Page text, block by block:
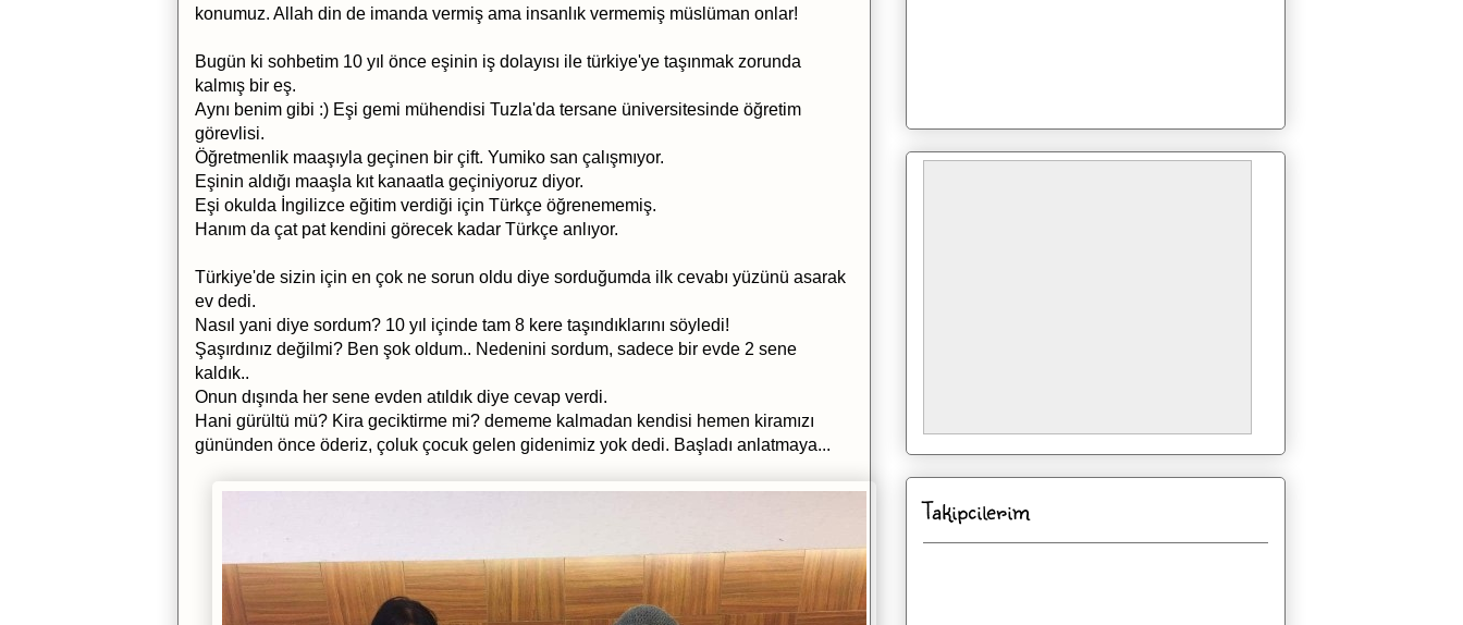
konumuz. Allah din de imanda vermiş ama insanlık vermemiş müslüman onlar!
Bugün ki sohbetim 10 yıl önce eşinin iş dolayısı ile türkiye'ye taşınmak zorunda
kalmış bir eş.
Aynı benim gibi :) Eşi gemi mühendisi Tuzla'da tersane üniversitesinde öğretim
görevlisi.
Öğretmenlik maaşıyla geçinen bir çift. Yumiko san çalışmıyor.
Eşinin aldığı maaşla kıt kanaatla geçiniyoruz diyor.
Eşi okulda İngilizce eğitim verdiği için Türkçe öğrenememiş.
Hanım da çat pat kendini görecek kadar Türkçe anlıyor.
Türkiye'de sizin için en çok ne sorun oldu diye sorduğumda ilk cevabı yüzünü asarak
ev dedi.
Nasıl yani diye sordum? 10 yıl içinde tam 8 kere taşındıklarını söyledi!
Şaşırdınız değilmi? Ben şok oldum.. Nedenini sordum, sadece bir evde 2 sene
kaldık..
Onun dışında her sene evden atıldık diye cevap verdi.
Hani gürültü mü? Kira geciktirme mi? dememe kalmadan kendisi hemen kiramızı
gününden önce öderiz, çoluk çocuk gelen gidenimiz yok dedi. Başladı anlatmaya...
Takipcilerim